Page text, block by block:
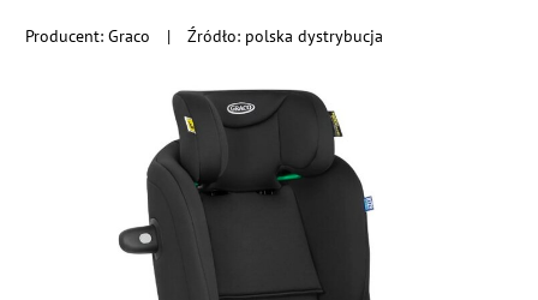
Producent:Graco | Źródło: polska dystrybucja